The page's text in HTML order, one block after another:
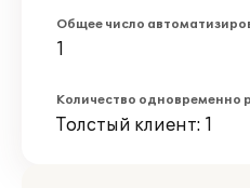
Общее число
1
Количество одновременно
Толстый клиент: 1